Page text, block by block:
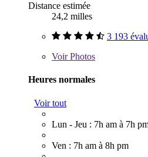
Distance estimée
24,2 milles
3 193
VoirPhotos
Heures normales
Voir tout
Lun - Jeu : 7h am à 7h
Ven : 7h am à 8h pm